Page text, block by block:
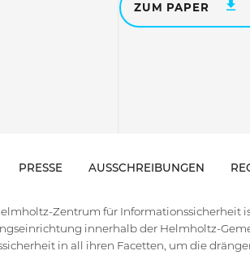
ZUM PAPER
PRESSE AUSSCHREIBUNGEN
Zentrum für Informationssicherheit
innerhalb der Helmholtz-
in all ihren Facetten, um die